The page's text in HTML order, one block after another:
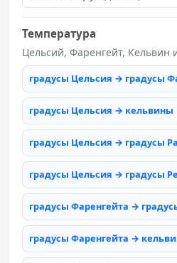
Температура
Цельсий, Фаренгейт, Кельвин
градусы Цельсия → градусы
градусы Цельсия → кельвины
градусы Цельсия → градусы
градусы Цельсия → градусы
градусы Фаренгейта →
градусы Фаренгейта →